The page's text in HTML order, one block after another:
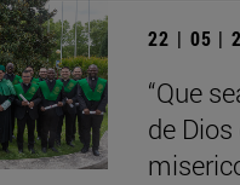
22 | 05 |
“Que
de